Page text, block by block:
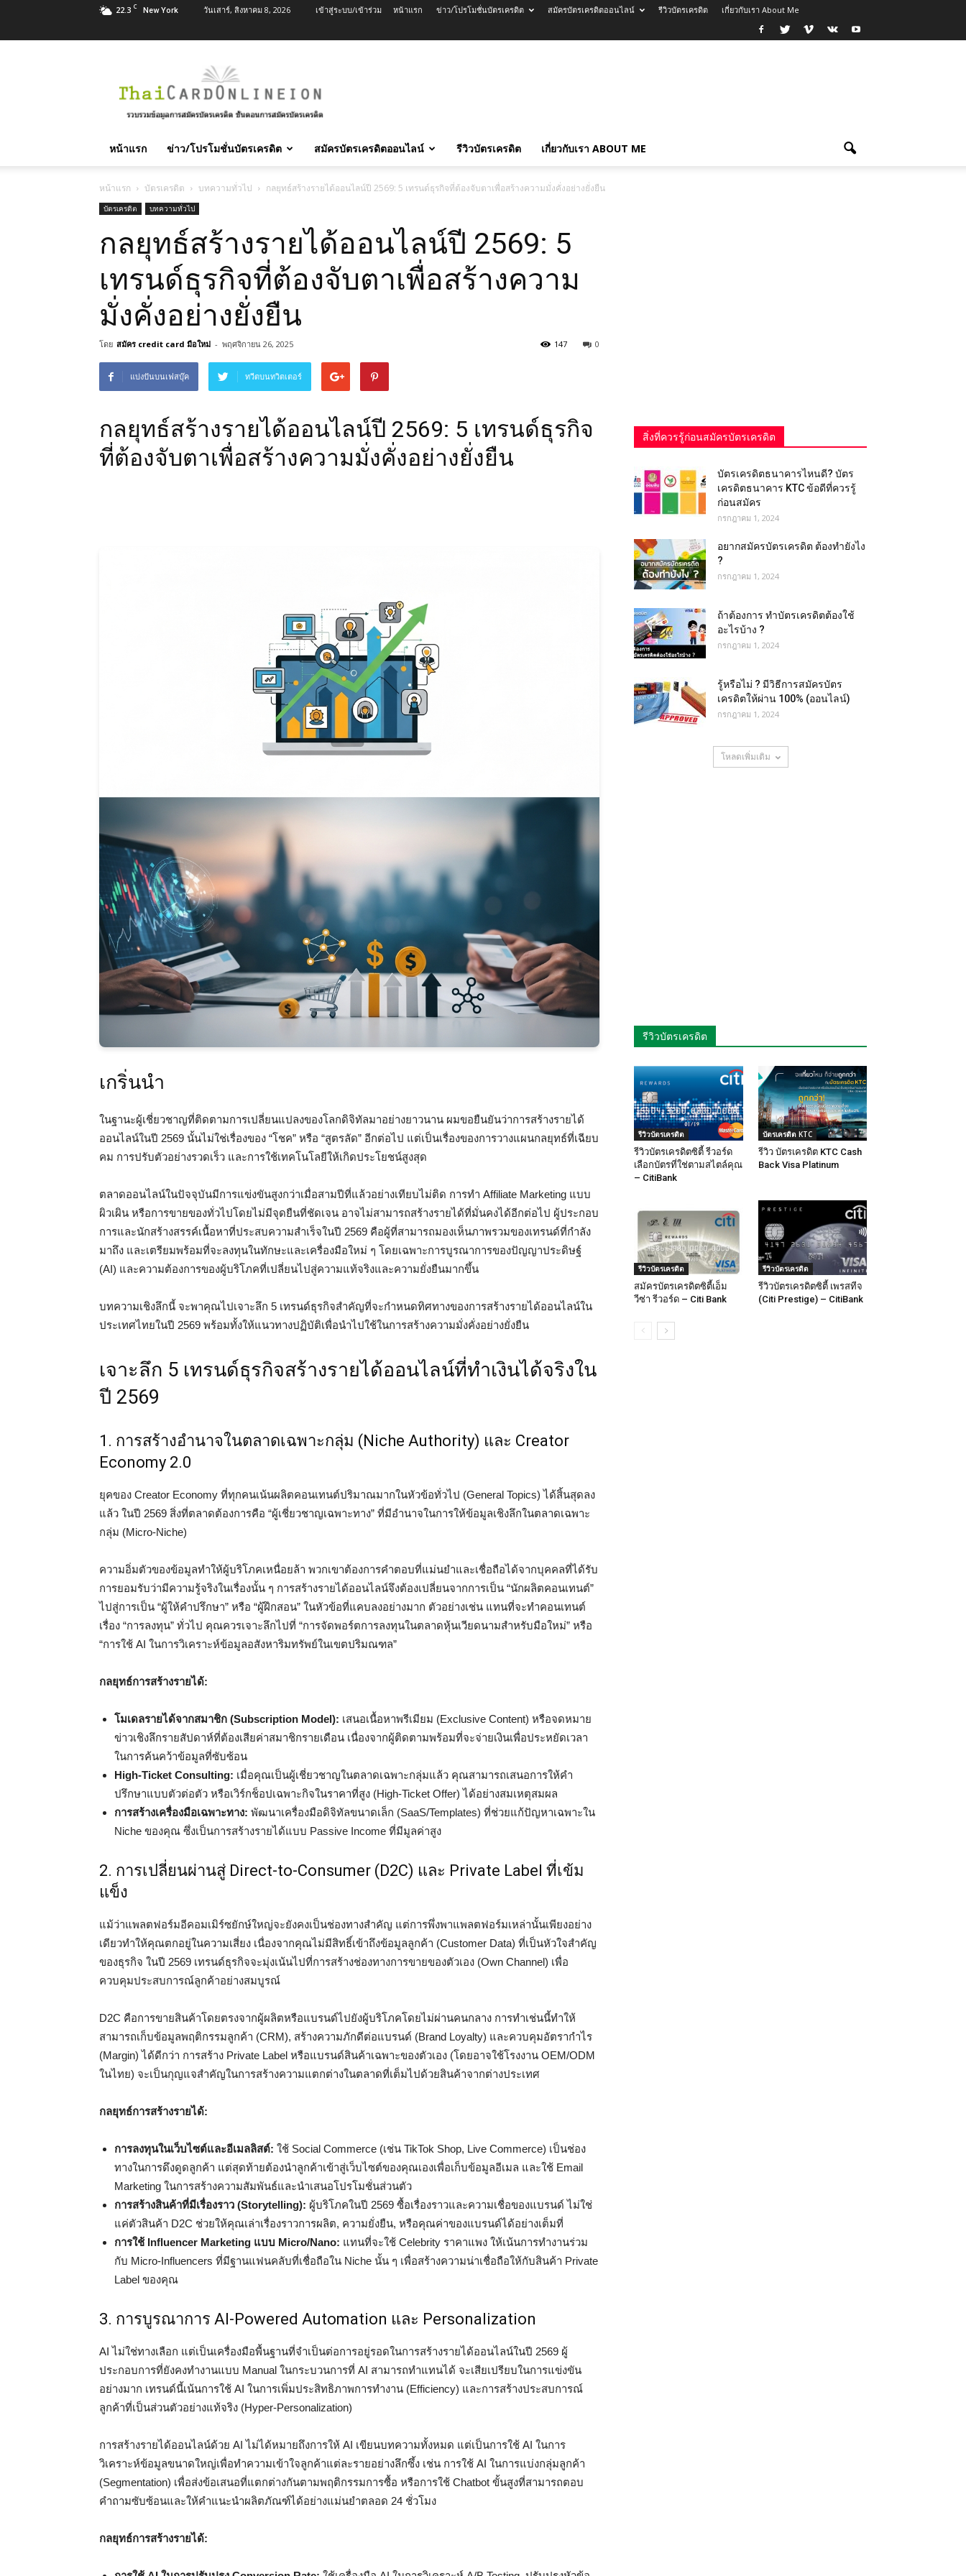
22.3 C New York วันเสาร์, สิงหาคม 8, 2026 เข้าสู่ระบบ/เข้าร่วม หน้าแรก ข่าว/โปรโมชั่นบัตรเครดิต สมัครบัตรเครดิตออนไลน์ รีวิวบัตรเครดิต เกี่ยวกับเรา About Me
เครดิต
บัตร
เงินสด
เชื่อ
บุคคล
ทุก
อนุมัติ
เร็ว
บริการ
ฟรี
หน้าแรก ข่าว/โปรโมชั่นบัตรเครดิต สมัครบัตรเครดิตออนไลน์ รีวิวบัตรเครดิต เกี่ยวกับเรา ABOUT ME
หน้าแรก บัตรเครดิต บทความทั่วไป กลยุทธ์สร้างรายได้ออนไลน์ปี 2569: 5 เทรนด์ธุรกิจที่ต้องจับตาเพื่อสร้างความมั่งคั่งอย่างยั่งยืน
บัตรเครดิต บทความทั่วไป
กลยุทธ์สร้างรายได้ออนไลน์ปี 2569: 5
เทรนด์ธุรกิจที่ต้องจับตาเพื่อสร้างความ
มั่งคั่งอย่างยั่งยืน
โดย สมัคร credit card มือใหม่ - พฤศจิกายน 26, 2025 0
147
แบ่งปันบนเฟสบุ๊ค ทวีตบนทวิตเตอร์
กลยุทธ์สร้างรายได้ออนไลน์ปี 2569: 5 เทรนด์ธุรกิจ
ที่ต้องจับตาเพื่อสร้างความมั่งคั่งอย่างยั่งยืน
เกริ่นนำ
ในฐานะผู้เชี่ยวชาญที่ติดตามการเปลี่ยนแปลงของโลกดิจิทัลมาอย่างยาวนาน ผมขอยืนยันว่าการสร้างรายได้
ออนไลน์ในปี 2569 นั้นไม่ใช่เรื่องของ “โชค” หรือ “สูตรลัด” อีกต่อไป แต่เป็นเรื่องของการวางแผนกลยุทธ์ที่เฉียบ
คม การปรับตัวอย่างรวดเร็ว และการใช้เทคโนโลยีให้เกิดประโยชน์สูงสุด
ตลาดออนไลน์ในปัจจุบันมีการแข่งขันสูงกว่าเมื่อสามปีที่แล้วอย่างเทียบไม่ติด การทำ Affiliate Marketing แบบ
ผิวเผิน หรือการขายของทั่วไปโดยไม่มีจุดยืนที่ชัดเจน อาจไม่สามารถสร้างรายได้ที่มั่นคงได้อีกต่อไป ผู้ประกอบ
การและนักสร้างสรรค์เนื้อหาที่ประสบความสำเร็จในปี 2569 คือผู้ที่สามารถมองเห็นภาพรวมของเทรนด์ที่กำลัง
มาถึง และเตรียมพร้อมที่จะลงทุนในทักษะและเครื่องมือใหม่ ๆ โดยเฉพาะการบูรณาการของปัญญาประดิษฐ์
(AI) และความต้องการของผู้บริโภคที่เปลี่ยนไปสู่ความแท้จริงและความยั่งยืนมากขึ้น
บทความเชิงลึกนี้ จะพาคุณไปเจาะลึก 5 เทรนด์ธุรกิจสำคัญที่จะกำหนดทิศทางของการสร้างรายได้ออนไลน์ใน
ประเทศไทยในปี 2569 พร้อมทั้งให้แนวทางปฏิบัติเพื่อนำไปใช้ในการสร้างความมั่งคั่งอย่างยั่งยืน
เจาะลึก 5 เทรนด์ธุรกิจสร้างรายได้ออนไลน์ที่ทำเงินได้จริงใน
ปี 2569
1. การสร้างอำนาจในตลาดเฉพาะกลุ่ม (Niche Authority) และ Creator
Economy 2.0
ยุคของ Creator Economy ที่ทุกคนเน้นผลิตคอนเทนต์ปริมาณมากในหัวข้อทั่วไป (General Topics) ได้สิ้นสุดลง
แล้ว ในปี 2569 สิ่งที่ตลาดต้องการคือ “ผู้เชี่ยวชาญเฉพาะทาง” ที่มีอำนาจในการให้ข้อมูลเชิงลึกในตลาดเฉพาะ
กลุ่ม (Micro-Niche)
ความอิ่มตัวของข้อมูลทำให้ผู้บริโภคเหนื่อยล้า พวกเขาต้องการคำตอบที่แม่นยำและเชื่อถือได้จากบุคคลที่ได้รับ
การยอมรับว่ามีความรู้จริงในเรื่องนั้น ๆ การสร้างรายได้ออนไลน์จึงต้องเปลี่ยนจากการเป็น “นักผลิตคอนเทนต์”
ไปสู่การเป็น “ผู้ให้คำปรึกษา” หรือ “ผู้ฝึกสอน” ในหัวข้อที่แคบลงอย่างมาก ตัวอย่างเช่น แทนที่จะทำคอนเทนต์
เรื่อง “การลงทุน” ทั่วไป คุณควรเจาะลึกไปที่ “การจัดพอร์ตการลงทุนในตลาดหุ้นเวียดนามสำหรับมือใหม่” หรือ
“การใช้ AI ในการวิเคราะห์ข้อมูลอสังหาริมทรัพย์ในเขตปริมณฑล”
กลยุทธ์การสร้างรายได้:
โมเดลรายได้จากสมาชิก (Subscription Model): เสนอเนื้อหาพรีเมียม (Exclusive Content) หรือจดหมาย
ข่าวเชิงลึกรายสัปดาห์ที่ต้องเสียค่าสมาชิกรายเดือน เนื่องจากผู้ติดตามพร้อมที่จะจ่ายเงินเพื่อประหยัดเวลา
ในการค้นคว้าข้อมูลที่ซับซ้อน
High-Ticket Consulting: เมื่อคุณเป็นผู้เชี่ยวชาญในตลาดเฉพาะกลุ่มแล้ว คุณสามารถเสนอการให้คำ
ปรึกษาแบบตัวต่อตัว หรือเวิร์กช็อปเฉพาะกิจในราคาที่สูง (High-Ticket Offer) ได้อย่างสมเหตุสมผล
การสร้างเครื่องมือเฉพาะทาง: พัฒนาเครื่องมือดิจิทัลขนาดเล็ก (SaaS/Templates) ที่ช่วยแก้ปัญหาเฉพาะใน
Niche ของคุณ ซึ่งเป็นการสร้างรายได้แบบ Passive Income ที่มีมูลค่าสูง
2. การเปลี่ยนผ่านสู่ Direct-to-Consumer (D2C) และ Private Label ที่เข้ม
แข็ง
แม้ว่าแพลตฟอร์มอีคอมเมิร์ซยักษ์ใหญ่จะยังคงเป็นช่องทางสำคัญ แต่การพึ่งพาแพลตฟอร์มเหล่านั้นเพียงอย่าง
เดียวทำให้คุณตกอยู่ในความเสี่ยง เนื่องจากคุณไม่มีสิทธิ์เข้าถึงข้อมูลลูกค้า (Customer Data) ที่เป็นหัวใจสำคัญ
ของธุรกิจ ในปี 2569 เทรนด์ธุรกิจจะมุ่งเน้นไปที่การสร้างช่องทางการขายของตัวเอง (Own Channel) เพื่อ
ควบคุมประสบการณ์ลูกค้าอย่างสมบูรณ์
D2C คือการขายสินค้าโดยตรงจากผู้ผลิตหรือแบรนด์ไปยังผู้บริโภคโดยไม่ผ่านคนกลาง การทำเช่นนี้ทำให้
สามารถเก็บข้อมูลพฤติกรรมลูกค้า (CRM), สร้างความภักดีต่อแบรนด์ (Brand Loyalty) และควบคุมอัตรากำไร
(Margin) ได้ดีกว่า การสร้าง Private Label หรือแบรนด์สินค้าเฉพาะของตัวเอง (โดยอาจใช้โรงงาน OEM/ODM
ในไทย) จะเป็นกุญแจสำคัญในการสร้างความแตกต่างในตลาดที่เต็มไปด้วยสินค้าจากต่างประเทศ
กลยุทธ์การสร้างรายได้:
การลงทุนในเว็บไซต์และอีเมลลิสต์: ใช้ Social Commerce (เช่น TikTok Shop, Live Commerce) เป็นช่อง
ทางในการดึงดูดลูกค้า แต่สุดท้ายต้องนำลูกค้าเข้าสู่เว็บไซต์ของคุณเองเพื่อเก็บข้อมูลอีเมล และใช้ Email
Marketing ในการสร้างความสัมพันธ์และนำเสนอโปรโมชั่นส่วนตัว
การสร้างสินค้าที่มีเรื่องราว (Storytelling): ผู้บริโภคในปี 2569 ซื้อเรื่องราวและความเชื่อของแบรนด์ ไม่ใช่
แค่ตัวสินค้า D2C ช่วยให้คุณเล่าเรื่องราวการผลิต, ความยั่งยืน, หรือคุณค่าของแบรนด์ได้อย่างเต็มที่
การใช้ Influencer Marketing แบบ Micro/Nano: แทนที่จะใช้ Celebrity ราคาแพง ให้เน้นการทำงานร่วม
กับ Micro-Influencers ที่มีฐานแฟนคลับที่เชื่อถือใน Niche นั้น ๆ เพื่อสร้างความน่าเชื่อถือให้กับสินค้า Private
Label ของคุณ
3. การบูรณาการ AI-Powered Automation และ Personalization
AI ไม่ใช่ทางเลือก แต่เป็นเครื่องมือพื้นฐานที่จำเป็นต่อการอยู่รอดในการสร้างรายได้ออนไลน์ในปี 2569 ผู้
ประกอบการที่ยังคงทำงานแบบ Manual ในกระบวนการที่ AI สามารถทำแทนได้ จะเสียเปรียบในการแข่งขัน
อย่างมาก เทรนด์นี้เน้นการใช้ AI ในการเพิ่มประสิทธิภาพการทำงาน (Efficiency) และการสร้างประสบการณ์
ลูกค้าที่เป็นส่วนตัวอย่างแท้จริง (Hyper-Personalization)
การสร้างรายได้ออนไลน์ด้วย AI ไม่ได้หมายถึงการให้ AI เขียนบทความทั้งหมด แต่เป็นการใช้ AI ในการ
วิเคราะห์ข้อมูลขนาดใหญ่เพื่อทำความเข้าใจลูกค้าแต่ละรายอย่างลึกซึ้ง เช่น การใช้ AI ในการแบ่งกลุ่มลูกค้า
(Segmentation) เพื่อส่งข้อเสนอที่แตกต่างกันตามพฤติกรรมการซื้อ หรือการใช้ Chatbot ขั้นสูงที่สามารถตอบ
คำถามซับซ้อนและให้คำแนะนำผลิตภัณฑ์ได้อย่างแม่นยำตลอด 24 ชั่วโมง
กลยุทธ์การสร้างรายได้:
สิ่งที่ควรรู้ก่อนสมัครบัตรเครดิต
บัตรเครดิตธนาคารไหนดี? บัตร
เครดิตธนาคาร KTC ข้อดีที่ควรรู้
ก่อนสมัคร
กรกฎาคม 1, 2024
อยากสมัครบัตรเครดิต ต้องทำยังไง
?
กรกฎาคม 1, 2024
ถ้าต้องการ ทําบัตรเครดิตต้องใช้
อะไรบ้าง ?
กรกฎาคม 1, 2024
รู้หรือไม่ ? มีวิธีการสมัครบัตร
เครดิตให้ผ่าน 100% (ออนไลน์)
กรกฎาคม 1, 2024
โหลดเพิ่มเติม
รีวิวบัตรเครดิต
รีวิวบัตรเครดิต
รีวิวบัตรเครดิตซิตี้ รีวอร์ด
เลือกบัตรที่ใช่ตามสไตล์คุณ
– CitiBank
บัตรเครดิต KTC
รีวิว บัตรเครดิต KTC Cash
Back Visa Platinum
รีวิวบัตรเครดิต
สมัครบัตรเครดิตซิตี้เอ็ม
วีซ่า รีวอร์ด – Citi Bank
รีวิวบัตรเครดิต
รีวิวบัตรเครดิตซิตี้ เพรสทีจ
(Citi Prestige) – CitiBank